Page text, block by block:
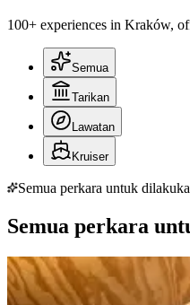
100+ experiences in Kraków,
Semua
Tarikan
Lawatan
Kruiser
Semua perkara untuk
Semua perkara